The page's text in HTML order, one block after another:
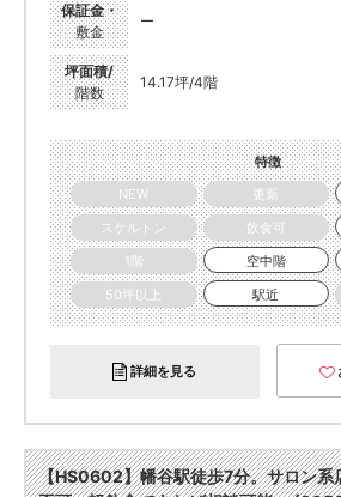
保証金・
敷金
ー
坪面積/
階数
14.17坪/4階
特徴
NEW
更新
スケルトン
飲食可
1階
空中階
50坪以上
駅近
詳細を見る
【HS0602】幡谷駅徒歩7分。サロン系